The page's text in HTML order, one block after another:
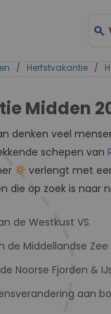
search
/ Herfstvakantie /
Midden
denken veel
schepen van
verlengt met
die op zoek is
de Westkust VS
de Middellandse Zee
Noorse Fjorden &
aan